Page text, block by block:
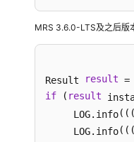
开
发
南
（安
MRS 3.6.0-LTS及之后版
Result result =
if
( result
     LOG.info
(((
     LOG.info
(((